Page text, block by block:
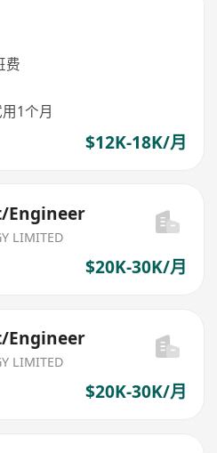
费
1个月
$12K-18K/月
Engineer
LIMITED
$20K-30K/月
Engineer
LIMITED
$20K-30K/月